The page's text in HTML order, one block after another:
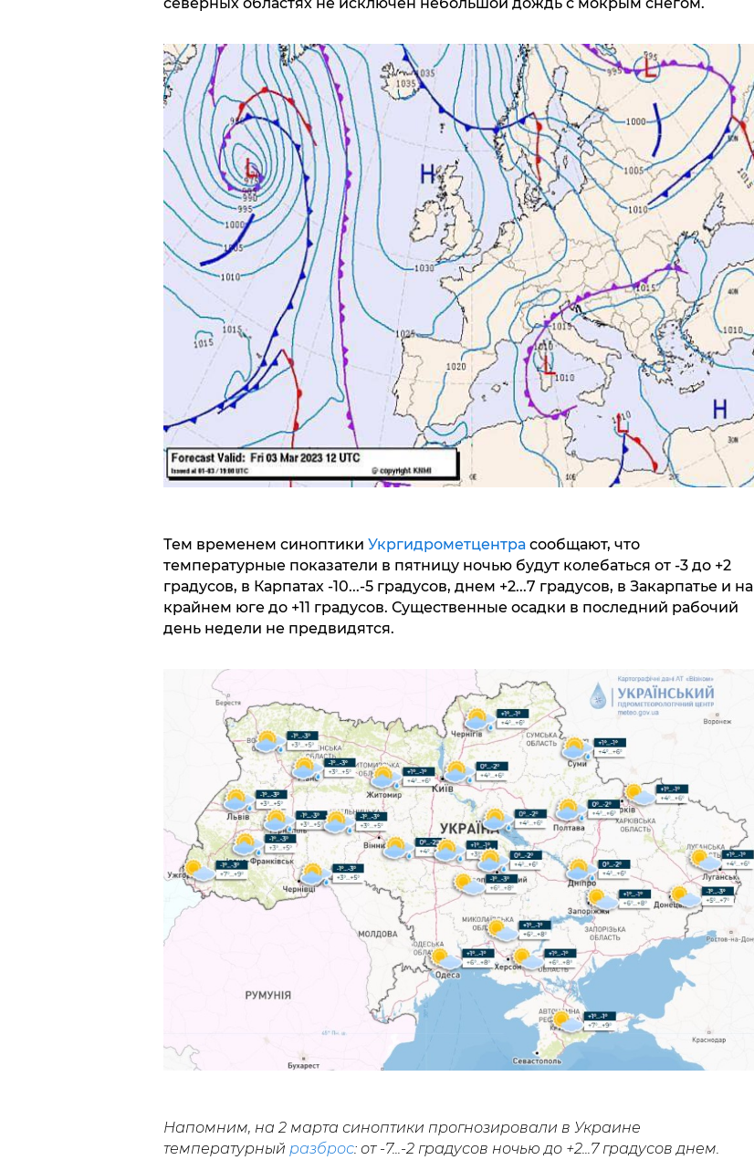
Тем временем синоптики Укргидрометцентрасообщают, что
температурные показатели в пятницу ночью будут колебаться от -3 до +2
градусов, в Карпатах -10...-5 градусов, днем +2...7 градусов, в Закарпатье и на
крайнем юге до +11 градусов. Существенные осадки в последний рабочий
день недели не предвидятся.
Напомним, на 2 марта синоптики прогнозировали в Украине
температурный разброс: от -7...-2 градусов ночью до +2...7 градусов днем.